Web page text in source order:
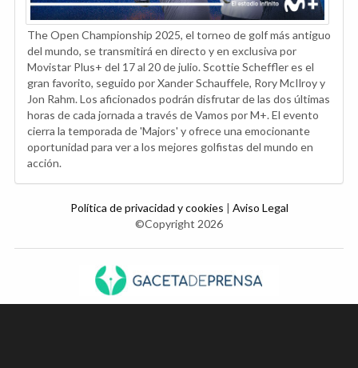
The Open Championship 2025, el torneo de golf más antiguo
del mundo, se transmitirá en directo y en exclusiva por
Movistar Plus+ del 17 al 20 de julio. Scottie Scheffler es el
gran favorito, seguido por Xander Schauffele, Rory McIlroy y
Jon Rahm. Los aficionados podrán disfrutar de las dos últimas
horas de cada jornada a través de Vamos por M+. El evento
cierra la temporada de 'Majors' y ofrece una emocionante
oportunidad para ver a los mejores golfistas del mundo en
acción.
Política de privacidad y cookies | Aviso Legal
©Copyright 2026